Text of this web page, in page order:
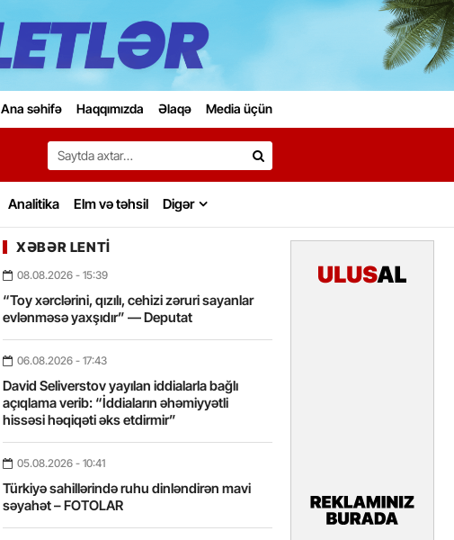
Ana səhifə Haqqımızda Əlaqə Media üçün
Search…
Analitika Elm və təhsil Digər
XƏBƏR LENTI
08.08.2026 - 15:39
“Toy xərclərini, qızılı, cehizi zəruri sayanlar
evlənməsə yaxşıdır” — Deputat
06.08.2026 - 17:43
David Seliverstov yayılan iddialarla bağlı
açıqlama verib: “İddiaların əhəmiyyətli
hissəsi həqiqəti əks etdirmir”
05.08.2026 - 10:41
Türkiyə sahillərində ruhu dinləndirən mavi
səyahət – FOTOLAR